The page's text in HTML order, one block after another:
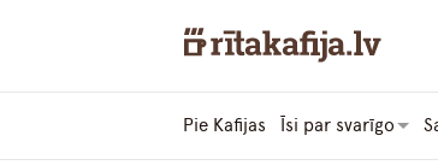
Pie Kafijas Īsi par svarīgo